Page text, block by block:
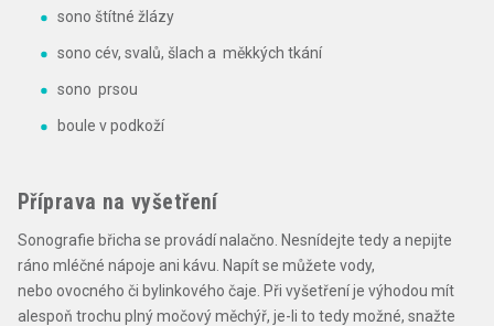
sono štítné žlázy
sono cév, svalů, šlach a měkkých tkání
sono prsou
boule v podkoží
Příprava na vyšetření
Sonografie břicha se provádí nalačno. Nesnídejte tedy a nepijte
ráno mléčné nápoje ani kávu. Napít se můžete vody,
nebo ovocného či bylinkového čaje. Při vyšetření je výhodou mít
alespoň trochu plný močový měchýř, je-li to tedy možné, snažte